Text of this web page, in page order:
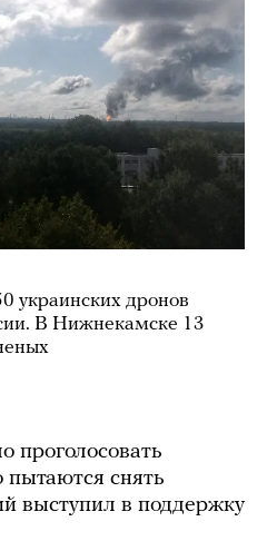
украинских дронов
В Нижнекамске 13
проголосовать
снять
выступил в поддержку